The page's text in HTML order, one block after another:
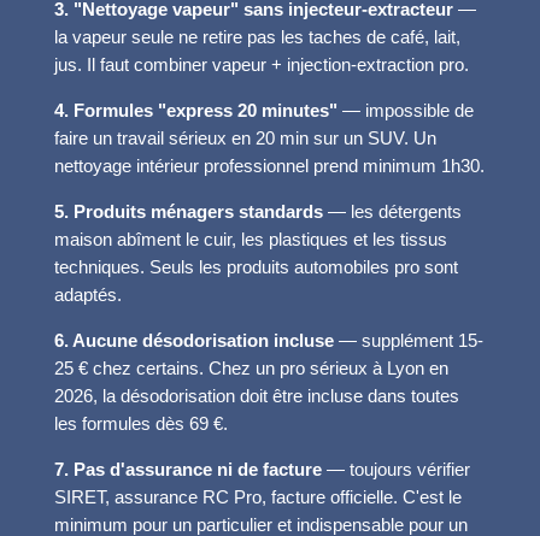
3. "Nettoyage vapeur" sans injecteur-extracteur—
la vapeur seule ne retire pas les taches de café, lait,
jus. Il faut combiner vapeur + injection-extraction pro.
4. Formules "express 20 minutes" — impossible de
faire un travail sérieux en 20 min sur un SUV. Un
nettoyage intérieur professionnel prend minimum 1h30.
5. Produits ménagers standards— les détergents
maison abîment le cuir, les plastiques et les tissus
techniques. Seuls les produits automobiles pro sont
adaptés.
6. Aucune désodorisation incluse— supplément 15-
25 € chez certains. Chez un pro sérieux à Lyon en
2026, la désodorisation doit être incluse dans toutes
les formules dès 69 €.
7. Pas d'assurance ni de facture— toujours vérifier
SIRET, assurance RC Pro, facture officielle. C'est le
minimum pour un particulier et indispensable pour un